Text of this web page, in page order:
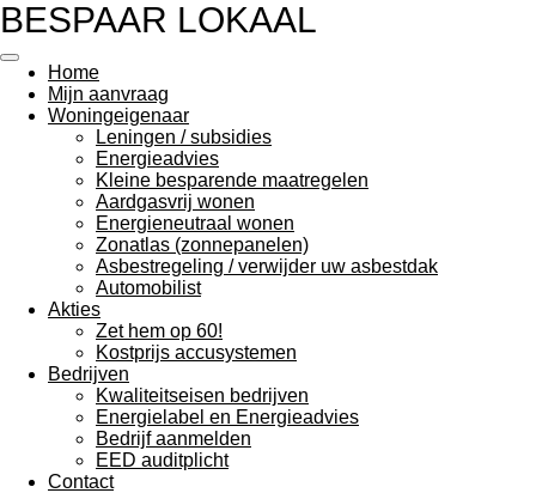
Ga
naar
hoofdinhoud
BESPAAR LOKAAL
Home
Mijn aanvraag
Woningeigenaar
Leningen / subsidies
Energieadvies
Kleine besparende maatregelen
Aardgasvrij wonen
Energieneutraal wonen
Zonatlas (zonnepanelen)
Asbestregeling / verwijder uw asbestdak
Automobilist
Akties
Zet hem op 60!
Kostprijs accusystemen
Bedrijven
Kwaliteitseisen bedrijven
Energielabel en Energieadvies
Bedrijf aanmelden
EED auditplicht
Contact